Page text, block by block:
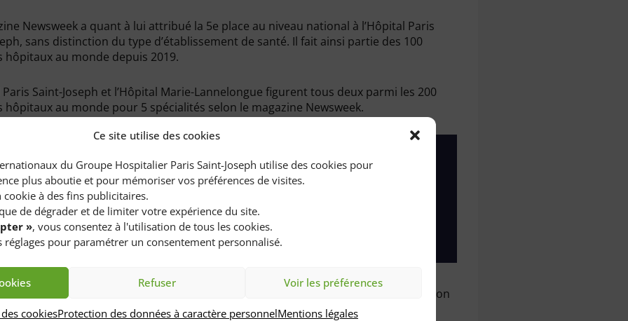
Ce site utilise des cookies
du Groupe Hospitalier Paris Saint-Joseph utilise des cookies pour
plus aboutie et pour mémoriser vos préférences de visites.
cookie à des fins publicitaires.
de dégrader et de limiter votre expérience du site.
», vous consentez à l'utilisation de tous les cookies.
réglages pour paramétrer un consentement personnalisé.
Refuser Voir les préférences
cookiesProtection des données à caractère personnelMentions légales
Newsweek a quant à lui attribué la 5e place au niveau national à l’Hôpital Paris
sans distinction du type d’établissement de santé. Il fait ainsi partie des 100
hôpitaux au monde depuis 2019.
Paris Saint-Joseph et l’Hôpital Marie-Lannelongue figurent tous deux parmi les 200
hôpitaux au monde pour 5 spécialités selon le magazine Newsweek.
de notre démarche qualité
Paris Saint-Joseph a obtenu le label « French Hospital
sur la base d’un audit de la Cellule internationale
permet de garantir à nos patients et adresseurs
de l’Hôpital Paris Saint-Joseph, la Cellule internationale vise la labélisation
Marie-Lannelongue.